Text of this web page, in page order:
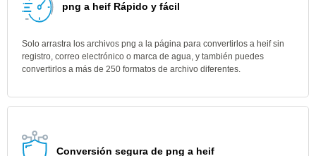
png a heif Rápido y fácil
Solo arrastra los archivos png a la página para convertirlos a heif sin
registro, correo electrónico o marca de agua, y también puedes
convertirlos a más de 250 formatos de archivo diferentes.
Conversión segura de png a heif